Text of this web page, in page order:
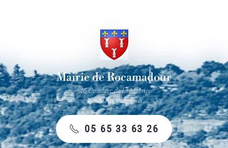
Mairie de Rocamadour
46 Couderc de la Mairie
46500 Rocamadour
05 65 33 63 26